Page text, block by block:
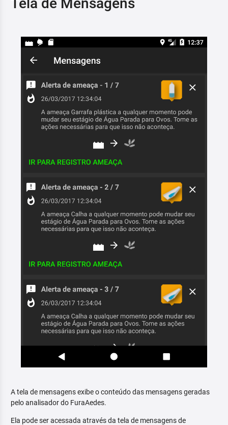
Tela de Mensagens
A tela de mensagens exibe o conteúdo das mensagens geradas
pelo analisador do FuraAedes.
Ela pode ser acessada através da tela de mensagens de